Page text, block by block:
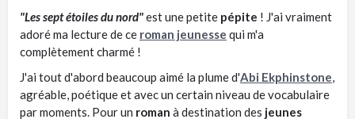
"Les sept étoiles du nord"est une petite pépite ! J'ai vraiment
adoré ma lecture de ce roman jeunesse qui m'a
complètement charmé !
J'ai tout d'abord beaucoup aimé la plume d'Abi Ekphinstone
agréable, poétique et avec un certain niveau de vocabulaire
par moments. Pour un roman à destination des jeunes